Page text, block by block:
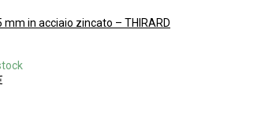
in acciaio zincato – THIRARD